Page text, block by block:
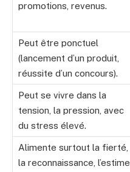
promotions, revenus.
Peut être ponctuel
(lancement d’un produit,
réussite d’un concours).
Peut se vivre dans la
tension, la pression, avec
du stress élevé.
Alimente surtout la fierté,
la reconnaissance, l’estime